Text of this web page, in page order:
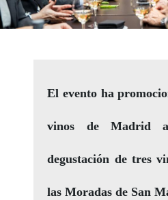
El evento ha
vinos de Madrid
degustación de tres
las Moradas de San